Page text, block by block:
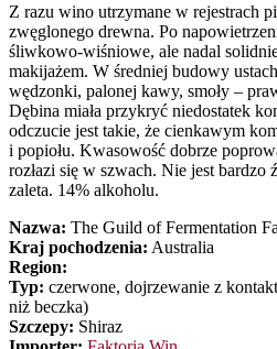
Z razu wino utrzymane w rejestrach
zwęglonego drewna. Po
śliwkowo-wiśniowe, ale nadal
makijażem. W średniej budowy
wędzonki, palonej kawy, smoły –
Dębina miała przykryć niedostatek
odczucie jest takie, że cienkawym
i popiołu. Kwasowość dobrze
rozłazi się w szwach. Nie jest bardzo
zaleta. 14% alkoholu.
Nazwa: The Guild of Fermentation
Kraj pochodzenia: Australia
Region:
Typ: czerwone, dojrzewanie z
niż beczka)
Szczepy: Shiraz